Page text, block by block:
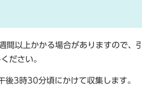
間以上かかる場合がありますので、
ださい。
後3時30分頃にかけて収集します。